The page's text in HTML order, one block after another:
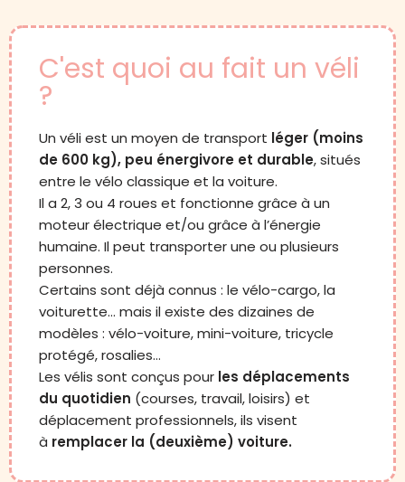
C'est quoi au fait un véli
?
Un véli est un moyen de transport léger (moins
de 600 kg), peu énergivore et durable, situés
entre le vélo classique et la voiture.
Il a 2, 3 ou 4 roues et fonctionne grâce à un
moteur électrique et/ou grâce à l’énergie
humaine. Il peut transporter une ou plusieurs
personnes.
Certains sont déjà connus : le vélo-cargo, la
voiturette… mais il existe des dizaines de
modèles : vélo-voiture, mini-voiture, tricycle
protégé, rosalies…
Les vélis sont conçus pour les déplacements
du quotidien (courses, travail, loisirs) et
déplacement professionnels, ils visent
à remplacer la (deuxième) voiture.